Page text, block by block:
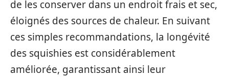
de les conserver dans un endroit frais et sec,
éloignés des sources de chaleur. En suivant
ces simples recommandations, la longévité
des squishies est considérablement
améliorée, garantissant ainsi leur